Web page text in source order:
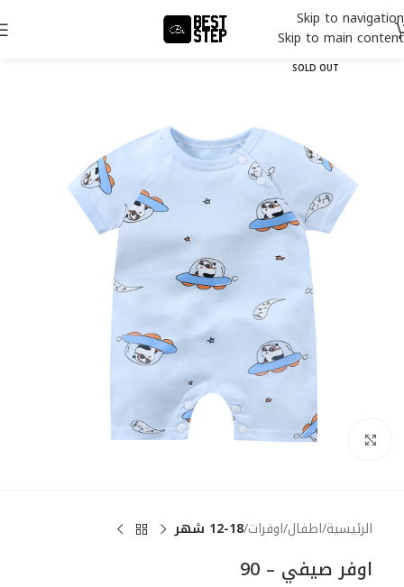
Skip to navigation
Skip to main content
SOLD OUT
Click to enlarge
الرئيسية اطفال اوفرات 12-18 شهر
اوفر صيفي – 90